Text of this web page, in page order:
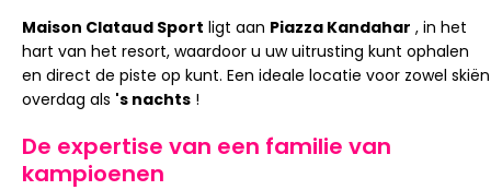
Maison Clataud Sport ligt aan Piazza Kandahar , in het
hart van het resort, waardoor u uw uitrusting kunt ophalen
en direct de piste op kunt. Een ideale locatie voor zowel skiën
overdag als 's nachts !
De expertise van een familie van
kampioenen